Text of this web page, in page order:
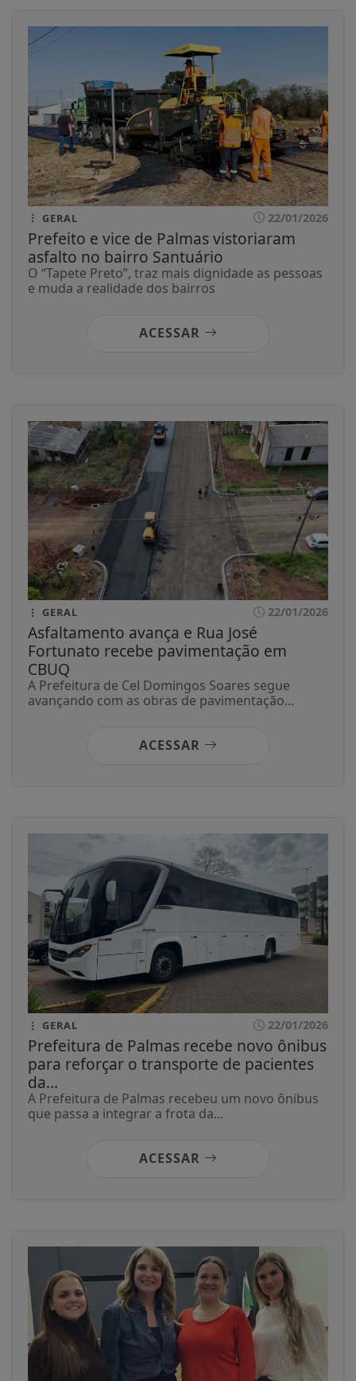
GERAL 22/01/2026
Prefeito e vice de Palmas vistoriaram
asfalto no bairro Santuário
O “Tapete Preto”, traz mais dignidade as pessoas
e muda a realidade dos bairros
ACESSAR
GERAL 22/01/2026
Asfaltamento avança e Rua José
Fortunato recebe pavimentação em
CBUQ
A Prefeitura de Cel Domingos Soares segue
avançando com as obras de pavimentação...
ACESSAR
GERAL 22/01/2026
Prefeitura de Palmas recebe novo ônibus
para reforçar o transporte de pacientes
da...
A Prefeitura de Palmas recebeu um novo ônibus
que passa a integrar a frota da...
ACESSAR